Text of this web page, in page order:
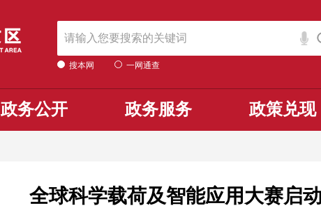
搜本网 一网通查
政务公开 政务服务 政策兑现
全球科学载荷及智能应用大赛启动